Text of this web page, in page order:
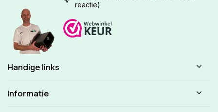
reactie)
Handige links
Informatie